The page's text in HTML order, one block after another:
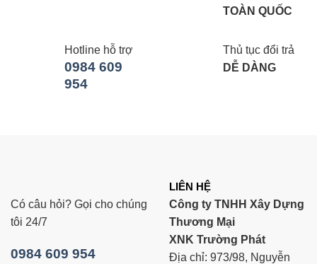
TOÀN QUỐC
Hotline hỗ trợ
0984 609
954
Thủ tục đổi trả
DỄ DÀNG
Có câu hỏi? Gọi cho chúng
tôi 24/7
0984 609 954
LIÊN HỆ
Công ty TNHH Xây Dựng
Thương Mại
XNK Trường Phát
Địa chỉ: 973/98, Nguyễn